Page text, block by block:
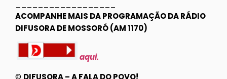
ACOMPANHE MAIS DA PROGRAMAÇÃO DA RÁDIO
DIFUSORA DE MOSSORÓ (AM 1170)
aqui.
© DIFUSORA – A FALA DO POVO!